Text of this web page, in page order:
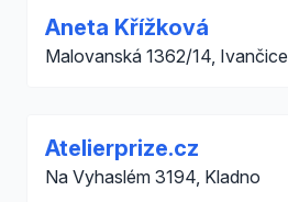
Aneta Křížková
Malovanská 1362/14, Ivančice
Atelierprize.cz
Na Vyhaslém 3194, Kladno